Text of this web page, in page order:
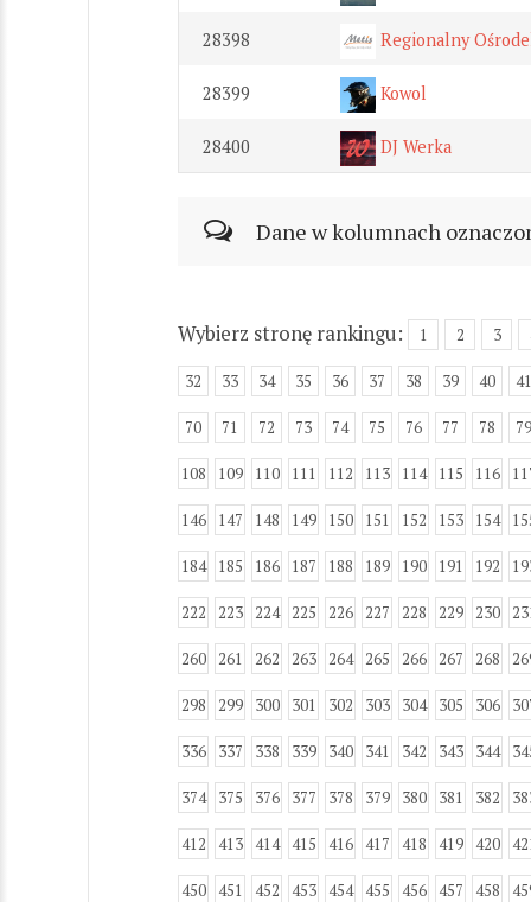
28398 Regionalny
28399 Kowol
28400 DJ Werka
Dane w kolumnach
Wybierz stronę rankingu: 1 2 3
32 33 34 35 36 37 38 39 40 41
70 71 72 73 74 75 76 77 78 79
108 109 110 111 112 113 114 115 116
146 147 148 149 150 151 152 153 154
184 185 186 187 188 189 190 191 192
222 223 224 225 226 227 228 229 230
260 261 262 263 264 265 266 267 268
298 299 300 301 302 303 304 305 306
336 337 338 339 340 341 342 343 344
374 375 376 377 378 379 380 381 382
412 413 414 415 416 417 418 419 420
450 451 452 453 454 455 456 457 458